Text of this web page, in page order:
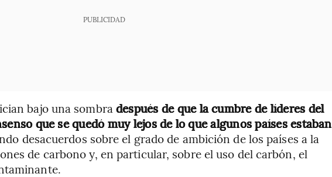
PUBLICIDAD
bajo una sombra después de que la cumbre de líderes del
que se quedó muy lejos de lo que algunos países estaban
desacuerdos sobre el grado de ambición de los países a la
de carbono y, en particular, sobre el uso del carbón, el